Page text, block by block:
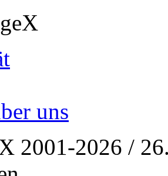
uns
2001-2026 /